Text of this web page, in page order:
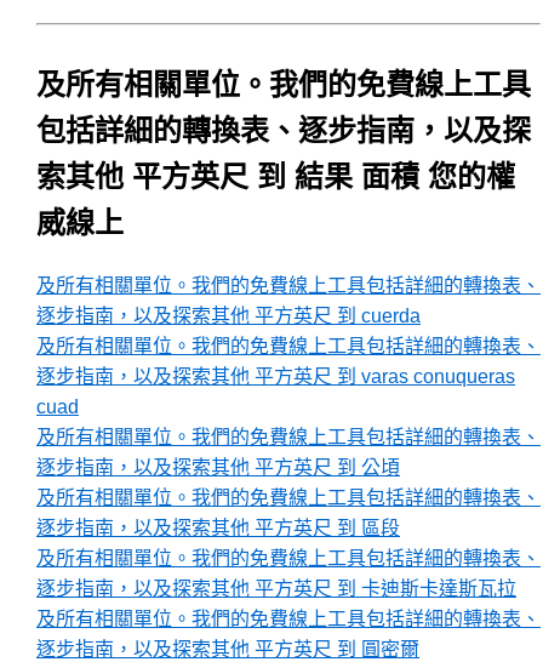
及所有相關單位。我們的免費線上工具
包括詳細的轉換表、逐步指南，以及探
索其他 平方英尺 到 結果 面積 您的權
威線上
及所有相關單位。我們的免費線上工具包括詳細的轉換表、
逐步指南，以及探索其他 平方英尺 到 cuerda
及所有相關單位。我們的免費線上工具包括詳細的轉換表、
逐步指南，以及探索其他 平方英尺 到 varas conuqueras
cuad
及所有相關單位。我們的免費線上工具包括詳細的轉換表、
逐步指南，以及探索其他 平方英尺 到 公頃
及所有相關單位。我們的免費線上工具包括詳細的轉換表、
逐步指南，以及探索其他 平方英尺 到 區段
及所有相關單位。我們的免費線上工具包括詳細的轉換表、
逐步指南，以及探索其他 平方英尺 到 卡迪斯卡達斯瓦拉
及所有相關單位。我們的免費線上工具包括詳細的轉換表、
逐步指南，以及探索其他 平方英尺 到 圓密爾